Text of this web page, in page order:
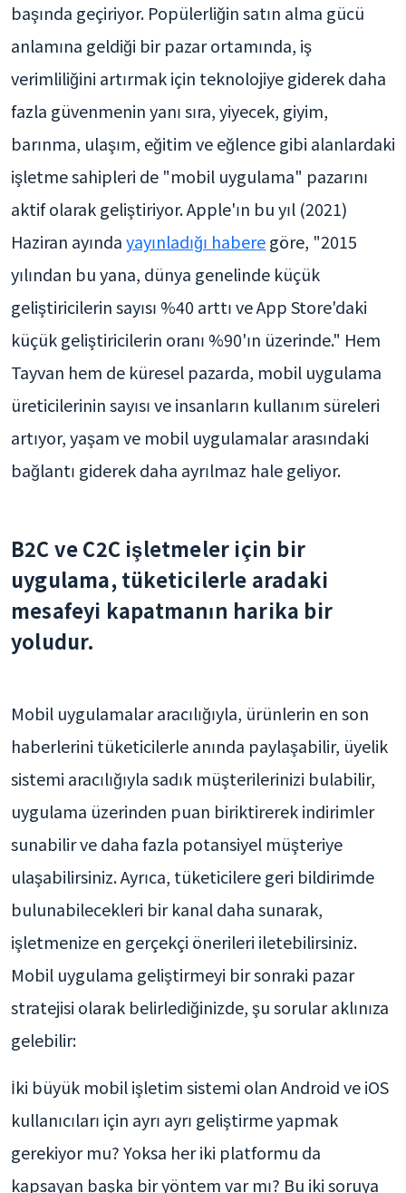
başında geçiriyor. Popülerliğin satın alma gücü
anlamına geldiği bir pazar ortamında, iş
verimliliğini artırmak için teknolojiye giderek daha
fazla güvenmenin yanı sıra, yiyecek, giyim,
barınma, ulaşım, eğitim ve eğlence gibi alanlardaki
işletme sahipleri de "mobil uygulama" pazarını
aktif olarak geliştiriyor. Apple'ın bu yıl (2021)
Haziran ayındayayınladığı haberegöre, "2015
yılından bu yana, dünya genelinde küçük
geliştiricilerin sayısı %40 arttı ve App Store'daki
küçük geliştiricilerin oranı %90'ın üzerinde." Hem
Tayvan hem de küresel pazarda, mobil uygulama
üreticilerinin sayısı ve insanların kullanım süreleri
artıyor, yaşam ve mobil uygulamalar arasındaki
bağlantı giderek daha ayrılmaz hale geliyor.
B2C ve C2C işletmeler için bir
uygulama, tüketicilerle aradaki
mesafeyi kapatmanın harika bir
yoludur.
Mobil uygulamalar aracılığıyla, ürünlerin en son
haberlerini tüketicilerle anında paylaşabilir, üyelik
sistemi aracılığıyla sadık müşterilerinizi bulabilir,
uygulama üzerinden puan biriktirerek indirimler
sunabilir ve daha fazla potansiyel müşteriye
ulaşabilirsiniz. Ayrıca, tüketicilere geri bildirimde
bulunabilecekleri bir kanal daha sunarak,
işletmenize en gerçekçi önerileri iletebilirsiniz.
Mobil uygulama geliştirmeyi bir sonraki pazar
stratejisi olarak belirlediğinizde, şu sorular aklınıza
gelebilir:
İki büyük mobil işletim sistemi olan Android ve iOS
kullanıcıları için ayrı ayrı geliştirme yapmak
gerekiyor mu? Yoksa her iki platformu da
kapsayan başka bir yöntem var mı? Bu iki soruya